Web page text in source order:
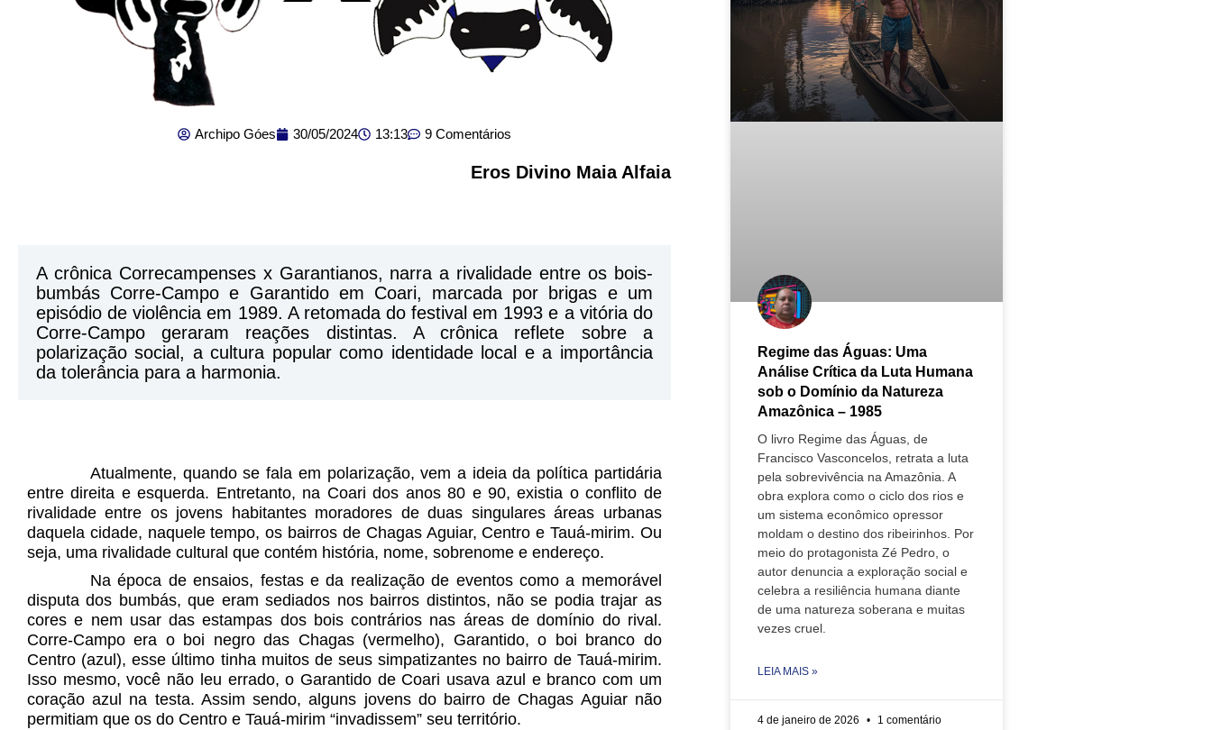
Archipo Góes 30/05/2024 13:13 9 Comentários
Eros Divino Maia Alfaia
A crônica Correcampenses x Garantianos, narra a rivalidade entre os bois-
bumbás Corre-Campo e Garantido em Coari, marcada por brigas e um
episódio de violência em 1989. A retomada do festival em 1993 e a vitória do
Corre-Campo geraram reações distintas. A crônica reflete sobre a
polarização social, a cultura popular como identidade local e a importância
da tolerância para a harmonia.
Atualmente, quando se fala em polarização, vem a ideia da política partidária
entre direita e esquerda. Entretanto, na Coari dos anos 80 e 90, existia o conflito de
rivalidade entre os jovens habitantes moradores de duas singulares áreas urbanas
daquela cidade, naquele tempo, os bairros de Chagas Aguiar, Centro e Tauá-mirim. Ou
seja, uma rivalidade cultural que contém história, nome, sobrenome e endereço.
Na época de ensaios, festas e da realização de eventos como a memorável
disputa dos bumbás, que eram sediados nos bairros distintos, não se podia trajar as
cores e nem usar das estampas dos bois contrários nas áreas de domínio do rival.
Corre-Campo era o boi negro das Chagas (vermelho), Garantido, o boi branco do
Centro (azul), esse último tinha muitos de seus simpatizantes no bairro de Tauá-mirim.
Isso mesmo, você não leu errado, o Garantido de Coari usava azul e branco com um
coração azul na testa. Assim sendo, alguns jovens do bairro de Chagas Aguiar não
permitiam que os do Centro e Tauá-mirim “invadissem” seu território.
Regime das Águas: Uma
Análise Crítica da Luta Humana
sob o Domínio da Natureza
Amazônica – 1985
O livro Regime das Águas, de
Francisco Vasconcelos, retrata a luta
pela sobrevivência na Amazônia. A
obra explora como o ciclo dos rios e
um sistema econômico opressor
moldam o destino dos ribeirinhos. Por
meio do protagonista Zé Pedro, o
autor denuncia a exploração social e
celebra a resiliência humana diante
de uma natureza soberana e muitas
vezes cruel.
LEIA MAIS »
4 de janeiro de 2026 1 comentário